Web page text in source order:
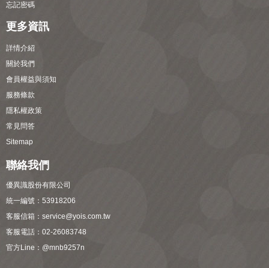
忘記密碼
更多資訊
詳情介紹
關於我們
會員權益與須知
服務條款
隱私權政策
常見問答
Sitemap
聯絡我們
優異識股份有限公司
統一編號：53918206
客服信箱： service@yois.com.tw
客服電話：02-26083748
官方Line： @mnb9257n